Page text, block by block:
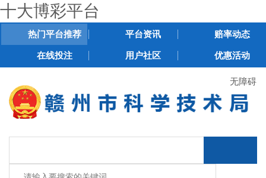
十大博彩平台
热门平台推荐 平台资讯 赔率动态
在线投注 用户社区 优惠活动
无障碍